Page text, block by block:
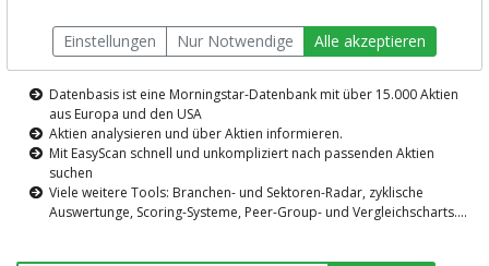
Die Aktienanalyse-Plattform von
TraderFox
Datenbasis ist eine Morningstar-Datenbank mit über 15.000 Aktien
aus Europa und den USA
Aktien analysieren und über Aktien informieren.
Mit EasyScan schnell und unkompliziert nach passenden Aktien
suchen
Viele weitere Tools: Branchen- und Sektoren-Radar, zyklische
Auswertunge, Scoring-Systeme, Peer-Group- und Vergleichscharts....
Einstellungen Nur Notwendige Alle akzeptieren